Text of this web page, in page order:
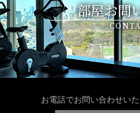
部屋お問
お電話でお問い合わせい